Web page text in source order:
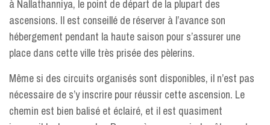
à Nallathanniya, le point de départ de la plupart des
ascensions. Il est conseillé de réserver à l’avance son
hébergement pendant la haute saison pour s’assurer une
place dans cette ville très prisée des pèlerins.
Même si des circuits organisés sont disponibles, il n’est pas
nécessaire de s’y inscrire pour réussir cette ascension. Le
chemin est bien balisé et éclairé, et il est quasiment